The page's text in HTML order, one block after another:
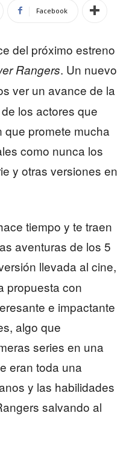
Facebook
del próximo estreno
Rangers. Un nuevo
ver un avance de la
los actores que
promete mucha
como nunca los
y otras versiones en
tiempo y te traen
aventuras de los 5
llevada al cine,
propuesta con
e impactante
algo que
series en una
eran toda una
y las habilidades
salvando al